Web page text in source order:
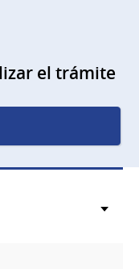
el trámite